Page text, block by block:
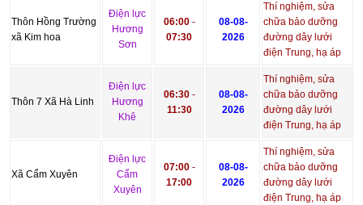
Thôn Hồng Trường
xã Kim hoa
Điện lực
Hương
Sơn
06:00-
07:30
08-08-
2026
Thí nghiệm, sửa
chữa bảo dưỡng
đường dây lưới
điện Trung, hạ áp
Thôn 7 Xã Hà Linh
Điện lực
Hương
Khê
06:30-
11:30
08-08-
2026
Thí nghiệm, sửa
chữa bảo dưỡng
đường dây lưới
điện Trung, hạ áp
Xã Cẩm Xuyên
Điện lực
Cẩm
Xuyên
07:00-
17:00
08-08-
2026
Thí nghiệm, sửa
chữa bảo dưỡng
đường dây lưới
điện Trung, hạ áp